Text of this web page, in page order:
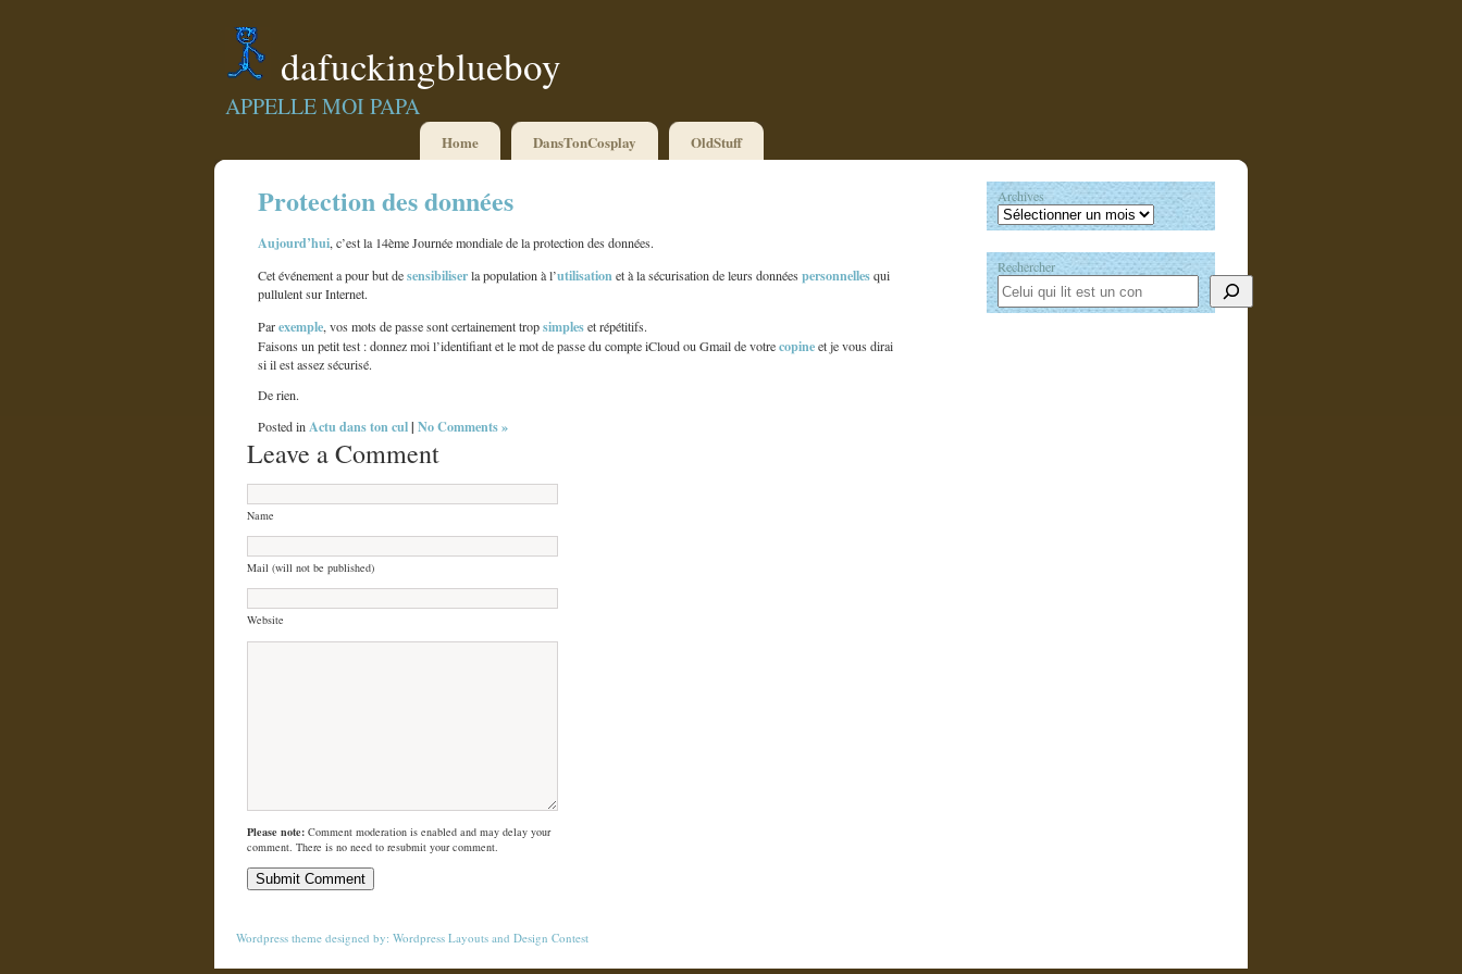
dafuckingblueboy
APPELLE MOI PAPA
Home DansTonCosplay OldStuff
Protection des données
Aujourd’hui, c’est la 14ème Journée mondiale de la protection des données.
Cet événement a pour but desensibiliserla population à l’utilisationet à la sécurisation de leurs donnéespersonnellesqui
pullulent sur Internet.
Parexemple, vos mots de passe sont certainement tropsimpleset répétitifs.
Faisons un petit test : donnez moi l’identifiant et le mot de passe du compte iCloud ou Gmail de votrecopineet je vous dirai
si il est assez sécurisé.
De rien.
Posted inActu dans ton cul| No Comments »
Leave a Comment
Name
Mail (will not be published)
Website
Please note: Comment moderation is enabled and may delay your
comment. There is no need to resubmit your comment.
Archives
Rechercher
Wordpress theme designed by: Wordpress Layouts and Design Contest